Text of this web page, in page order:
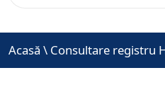
Acasă \ Consultare registru